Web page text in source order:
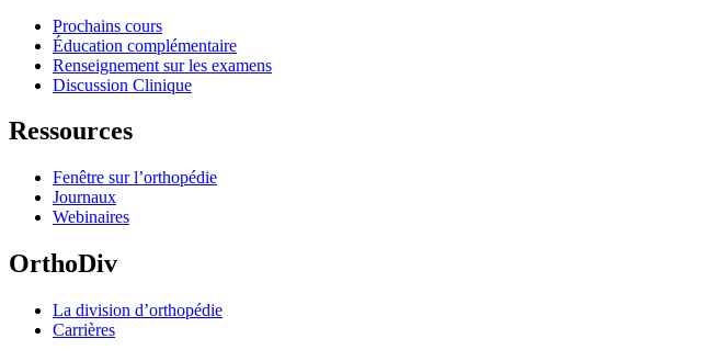
Prochains cours
Éducation complémentaire
Renseignement sur les examens
Discussion Clinique
Ressources
Fenêtre sur l’orthopédie
Journaux
Webinaires
OrthoDiv
La division d’orthopédie
Carrières